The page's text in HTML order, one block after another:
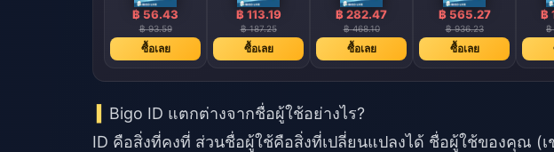
฿ 56.43
฿ 93.59
ซื้อเลย
฿ 113.19
฿ 187.25
ซื้อเลย
฿ 282.47
฿ 468.10
ซื้อเลย
฿ 565.27
฿ 936.23
ซื้อเลย
฿
฿
Bigo ID แตกต่างจากชื่อผู้ใช้อย่างไร?
ID คือสิ่งที่คงที่ ส่วนชื่อผู้ใช้คือสิ่งที่เปลี่ยนแปลงได้ ชื่อผู้ใช้ของคุณ (เ